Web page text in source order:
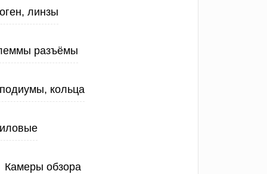
линзы
разъёмы
кольца
Камеры обзора